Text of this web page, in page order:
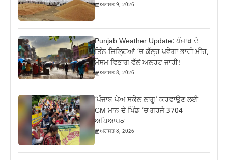
ਅਗਸਤ 9, 2026
Punjab Weather Update: ਪੰਜਾਬ ਦੇ
ਤਿੰਨ ਜ਼‍ਿਲ੍ਹਿਆਂ ‘ਚ ਕੱਲ੍ਹ ਪਵੇਗਾ ਭਾਰੀ ਮੀਂਹ,
ਮੌਸਮ ਵਿਭਾਗ ਵੱਲੋਂ ਅਲਰਟ ਜਾਰੀ!
ਅਗਸਤ 8, 2026
‘ਪੰਜਾਬ ਪੇਅ ਸਕੇਲ ਲਾਗੂ’ ਕਰਵਾਉਣ ਲਈ
CM ਮਾਨ ਦੇ ਪਿੰਡ ‘ਚ ਗਰਜੇ 3704
ਅਧਿਆਪਕ
ਅਗਸਤ 8, 2026